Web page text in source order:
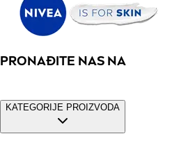
PRONAĐITE NAS NA
KATEGORIJE PROIZVODA